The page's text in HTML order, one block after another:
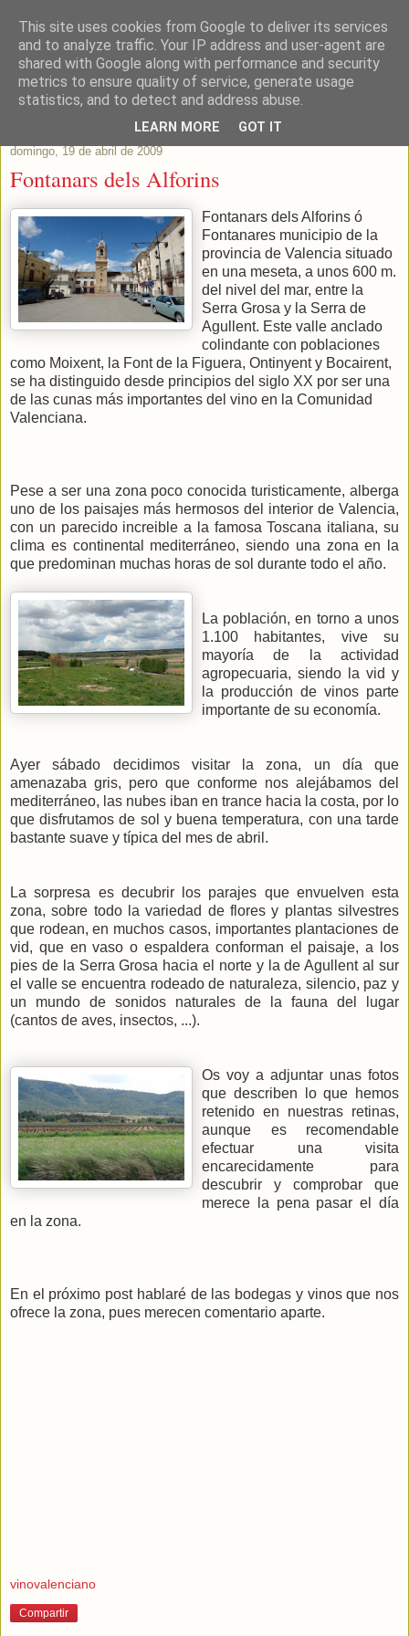
Este Vino Me Gusta
Vinos y más cosas
domingo, 19 de abril de 2009
Fontanars dels Alforins
Fontanars dels Alforins ó
Fontanares municipio de la
provincia de Valencia situado
en una meseta, a unos 600 m.
del nivel del mar, entre la
Serra Grosa y la Serra de
Agullent. Este valle anclado
colindante con poblaciones
como Moixent, la Font de la Figuera, Ontinyent y Bocairent,
se ha distinguido desde principios del siglo XX por ser una
de las cunas más importantes del vino en la Comunidad
Valenciana.
Pese a ser una zona poco conocida turisticamente, alberga
uno de los paisajes más hermosos del interior de Valencia,
con un parecido increible a la famosa Toscana italiana, su
clima es continental mediterráneo, siendo una zona en la
que predominan muchas horas de sol durante todo el año.
La población, en torno a unos
1.100 habitantes, vive su
mayoría de la actividad
agropecuaria, siendo la vid y
la producción de vinos parte
importante de su economía.
Ayer sábado decidimos visitar la zona, un día que
amenazaba gris, pero que conforme nos alejábamos del
mediterráneo, las nubes iban en trance hacia la costa, por lo
que disfrutamos de sol y buena temperatura, con una tarde
bastante suave y típica del mes de abril.
La sorpresa es decubrir los parajes que envuelven esta
zona, sobre todo la variedad de flores y plantas silvestres
que rodean, en muchos casos, importantes plantaciones de
vid, que en vaso o espaldera conforman el paisaje, a los
pies de la Serra Grosa hacia el norte y la de Agullent al sur
el valle se encuentra rodeado de naturaleza, silencio, paz y
un mundo de sonidos naturales de la fauna del lugar
(cantos de aves, insectos, ...).
Os voy a adjuntar unas fotos
que describen lo que hemos
retenido en nuestras retinas,
aunque es recomendable
efectuar una visita
encarecidamente para
descubrir y comprobar que
merece la pena pasar el día
en la zona.
En el próximo post hablaré de las bodegas y vinos que nos
ofrece la zona, pues merecen comentario aparte.
vinovalenciano
Compartir
This site uses cookies from Google to deliver its services
and to analyze traffic. Your IP address and user-agent are
shared with Google along with performance and security
metrics to ensure quality of service, generate usage
statistics, and to detect and address abuse.
LEARN MORE GOT IT